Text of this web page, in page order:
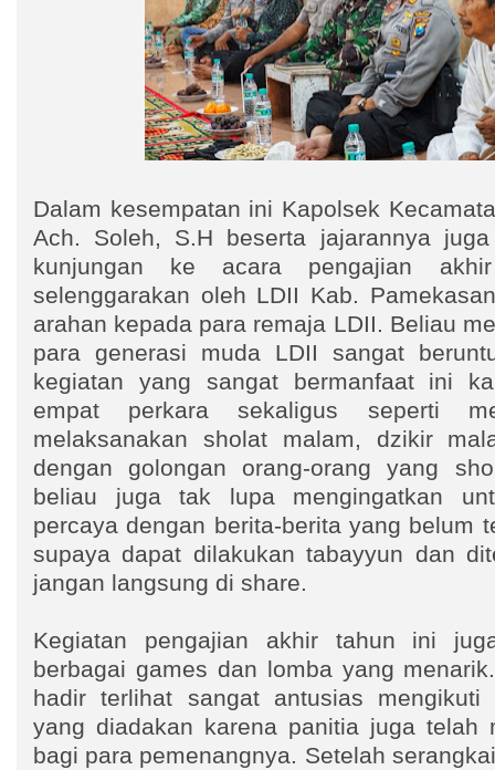
Dalam kesempatan ini Kapolsek
Ach. Soleh, S.H beserta jajarannya
kunjungan ke acara pengajian
selenggarakan oleh LDII Kab.
arahan kepada para remaja LDII. Beliau
para generasi muda LDII sangat
kegiatan yang sangat bermanfaat ini
empat perkara sekaligus seperti
melaksanakan sholat malam, dzikir
dengan golongan orang-orang yang
beliau juga tak lupa mengingatkan
percaya dengan berita-berita yang belum
supaya dapat dilakukan tabayyun dan
jangan langsung di share.
Kegiatan pengajian akhir tahun ini
berbagai games dan lomba yang
hadir terlihat sangat antusias
yang diadakan karena panitia juga telah
bagi para pemenangnya. Setelah